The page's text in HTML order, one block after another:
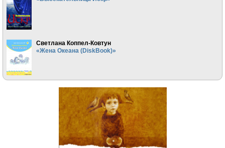
Светлана Коппел-Ковтун
«Жена Океана (DiskBook)»